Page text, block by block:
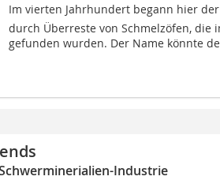
Im vierten Jahrhundert begann hier der
durch Überreste von Schmelzöfen, die
gefunden wurden. Der Name könnte
Industrie